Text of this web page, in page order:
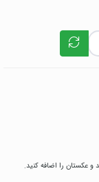
و عکستان را اضافه کنید.